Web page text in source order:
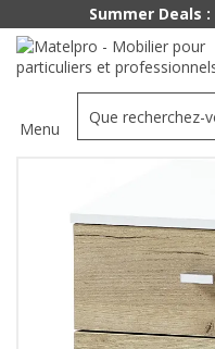
Menu
Summer Deals :